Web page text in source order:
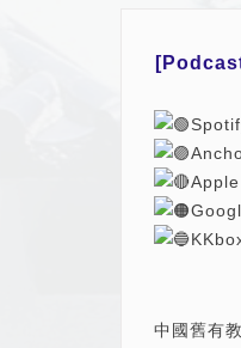
Apple
中國舊有